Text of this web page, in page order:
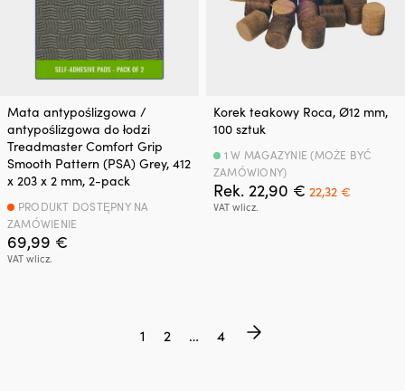
Mata antypoślizgowa /
antypoślizgowa do łodzi
Treadmaster Comfort Grip
Smooth Pattern (PSA) Grey, 412
x 203 x 2 mm, 2-pack
69,99 €
VAT wlicz.
PRODUKT DOSTĘPNY NA
ZAMÓWIENIE
Korek teakowy Roca, Ø12 mm,
100 sztuk
Rek. 22,90 € Pierwotna
cena
22,32 €
VAT wlicz.
1 W MAGAZYNIE (MOŻE BYĆ
ZAMÓWIONY)
1 2 … 4